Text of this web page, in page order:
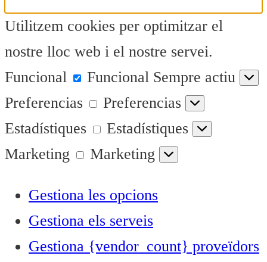
Utilitzem cookies per optimitzar el
nostre lloc web i el nostre servei.
Funcional
Funcional Sempre actiu
Preferencias
Preferencias
Estadístiques
Estadístiques
Marketing
Marketing
Gestiona les opcions
Gestiona els serveis
Gestiona {vendor_count} proveïdors